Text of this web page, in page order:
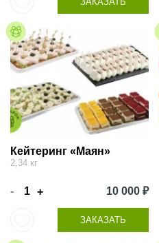
Кейтеринг «Маян»
2,34 кг
- + 10 000 ₽
ЗАКАЗАТЬ